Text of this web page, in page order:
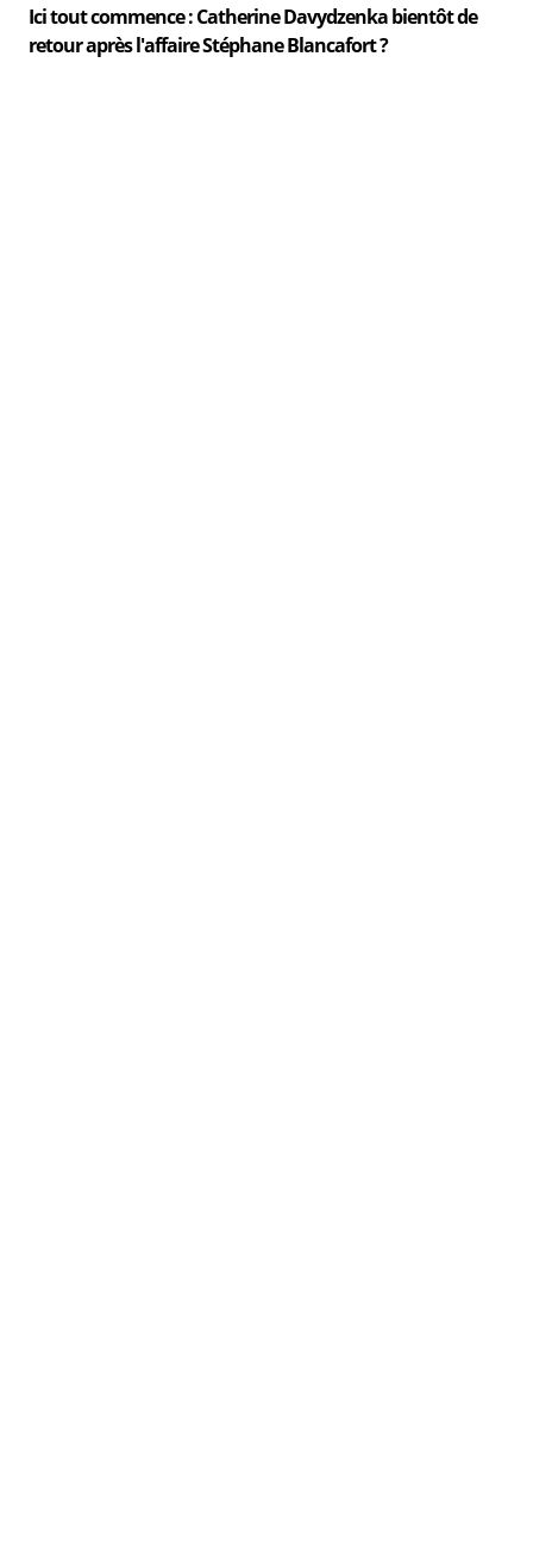
Ici tout commence : Catherine Davydzenka bientôt de
retour après l'affaire Stéphane Blancafort ?